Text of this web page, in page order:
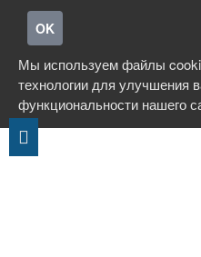
OK
Мы используем файлы
технологии для улучшения
функциональности нашего